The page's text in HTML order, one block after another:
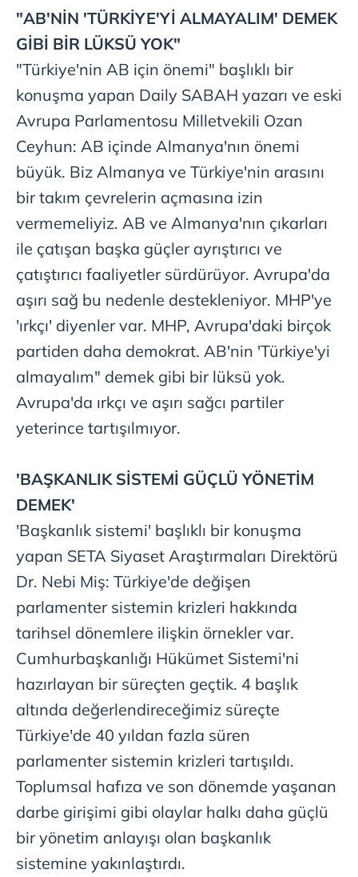
Metnimiziziyaret edebilirsiniz.
6698 sayılı Kişisel Verilerin Korunması Kanunu uyarınca
hazırlanmış Aydınlatma Metnimizi okumak ve sitemizde
ilgili mevzuata uygun olarak kullanılan çerezlerle ilgili bilgi
almak için lütfen
"AB'NİN 'TÜRKİYE'Yİ ALMAYALIM' DEMEK
GİBİ BİR LÜKSÜ YOK"
"Türkiye'nin AB için önemi" başlıklı bir
konuşma yapan Daily SABAH yazarı ve eski
Avrupa Parlamentosu Milletvekili Ozan
Ceyhun: AB içinde Almanya'nın önemi
büyük. Biz Almanya ve Türkiye'nin arasını
bir takım çevrelerin açmasına izin
vermemeliyiz. AB ve Almanya'nın çıkarları
ile çatışan başka güçler ayrıştırıcı ve
çatıştırıcı faaliyetler sürdürüyor. Avrupa'da
aşırı sağ bu nedenle destekleniyor. MHP'ye
'ırkçı' diyenler var. MHP, Avrupa'daki birçok
partiden daha demokrat. AB'nin 'Türkiye'yi
almayalım" demek gibi bir lüksü yok.
Avrupa'da ırkçı ve aşırı sağcı partiler
yeterince tartışılmıyor.
'BAŞKANLIK SİSTEMİ GÜÇLÜ YÖNETİM
DEMEK'
'Başkanlık sistemi' başlıklı bir konuşma
yapan SETA Siyaset Araştırmaları Direktörü
Dr. Nebi Miş: Türkiye'de değişen
parlamenter sistemin krizleri hakkında
tarihsel dönemlere ilişkin örnekler var.
Cumhurbaşkanlığı Hükümet Sistemi'ni
hazırlayan bir süreçten geçtik. 4 başlık
altında değerlendireceğimiz süreçte
Türkiye'de 40 yıldan fazla süren
parlamenter sistemin krizleri tartışıldı.
Toplumsal hafıza ve son dönemde yaşanan
darbe girişimi gibi olaylar halkı daha güçlü
bir yönetim anlayışı olan başkanlık
sistemine yakınlaştırdı.